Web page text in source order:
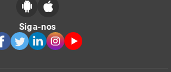
Siga-nos